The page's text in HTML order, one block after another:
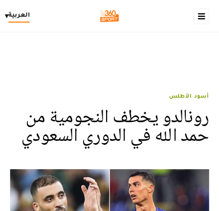
العربية▾
أسود الأطلس
رونالدو يخطف النجومية من
حمد الله في الدوري السعودي